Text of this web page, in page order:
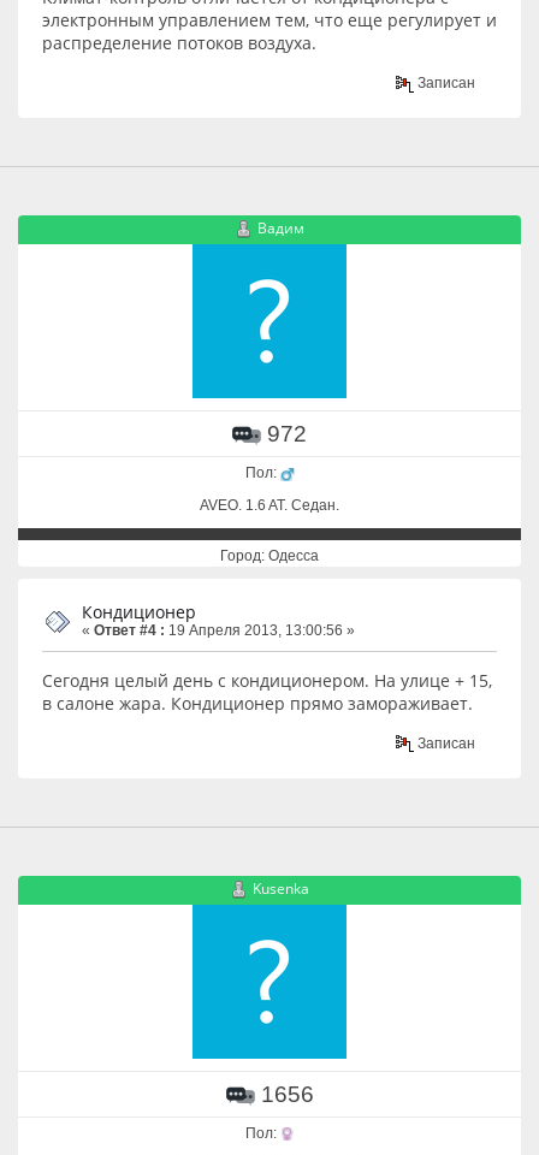
электронным управлением тем, что еще регулирует и
распределение потоков воздуха.
Записан
Вадим
972
Пол:
AVEO. 1.6 AT. Cедан.
Город: Одесса
Кондиционер
« Ответ #4 : 19 Апреля 2013, 13:00:56 »
Сегодня целый день с кондиционером. На улице + 15,
в салоне жара. Кондиционер прямо замораживает.
Записан
Kusenka
1656
Пол: